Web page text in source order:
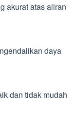
akurat atas aliran
daya
dan tidak mudah